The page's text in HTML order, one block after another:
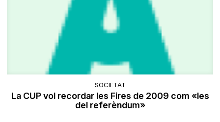
SOCIETAT
La CUP vol recordar les Fires de 2009 com «les
del referèndum»